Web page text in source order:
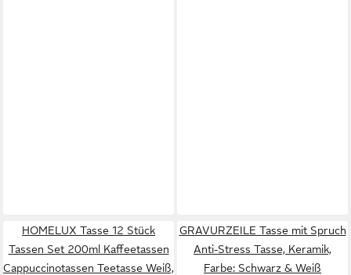
HOMELUX Tasse 12 Stück
Tassen Set 200ml Kaffeetassen
Cappuccinotassen Teetasse Weiß,
GRAVURZEILE Tasse mit Spruch
Anti-Stress Tasse, Keramik,
Farbe: Schwarz & Weiß